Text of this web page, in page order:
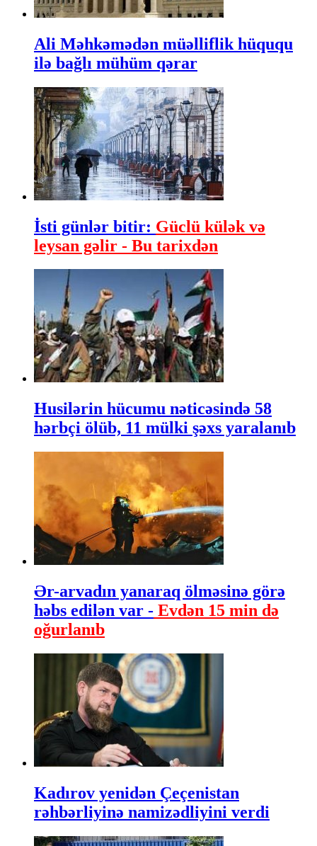
Ali Məhkəmədən müəlliflik hüququ
ilə bağlı mühüm qərar
İsti günlər bitir: Güclü külək və
leysan gəlir - Bu tarixdən
Husilərin hücumu nəticəsində 58
hərbçi ölüb, 11 mülki şəxs yaralanıb
Ər-arvadın yanaraq ölməsinə görə
həbs edilən var - Evdən 15 min də
oğurlanıb
Kadırov yenidən Çeçenistan
rəhbərliyinə namizədliyini verdi